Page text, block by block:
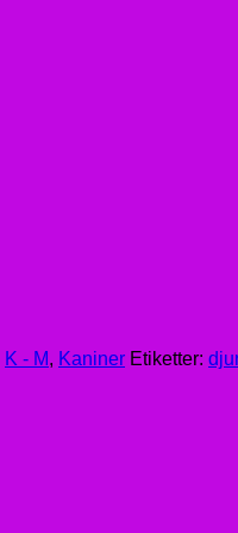
K - M, Kaniner Etiketter: djur